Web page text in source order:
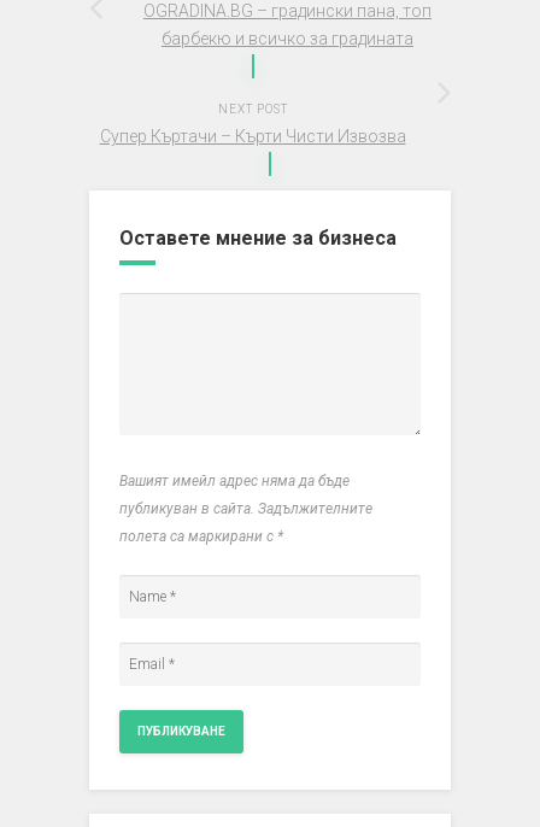
OGRADINA.BG – градински пана, топ
барбекю и всичко за градината
NEXT POST
Супер Къртачи – Кърти Чисти Извозва
Оставете мнение за бизнеса
Вашият имейл адрес няма да бъде
публикуван в сайта. Задължителните
полета са маркирани с *